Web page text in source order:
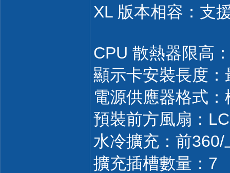
XL 版本相容：支
CPU 散熱器限高
顯示卡安裝長度
電源供應器格式：
預裝前方風扇：
水冷擴充：前360/
擴充插槽數量：7